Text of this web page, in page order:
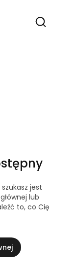
Otwórz
jest
lub
to, co Cię